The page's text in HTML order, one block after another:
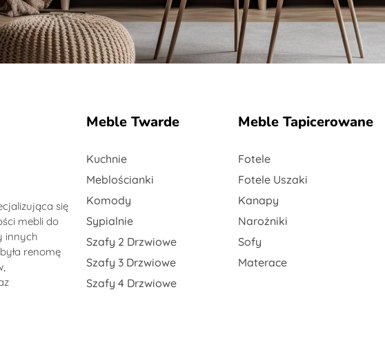
się
mebli do
innych
renomę
Meble Twarde
Kuchnie
Meblościanki
Komody
Sypialnie
Szafy 2 Drzwiowe
Szafy 3 Drzwiowe
Szafy 4 Drzwiowe
Meble Tapicerowane
Fotele
Fotele Uszaki
Kanapy
Narożniki
Sofy
Materace